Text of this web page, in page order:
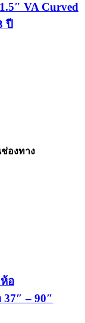
VA Curved
ปี
องทาง
อ
– 90″